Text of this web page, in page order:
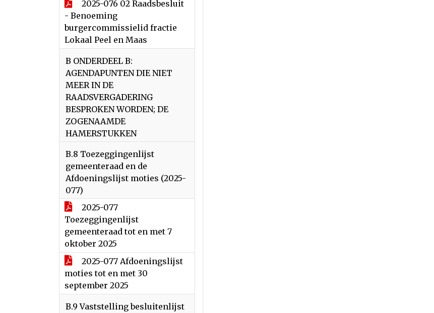
2025-076 02 Raadsbesluit
- Benoeming
burgercommissielid fractie
Lokaal Peel en Maas
B ONDERDEEL B:
AGENDAPUNTEN DIE NIET
MEER IN DE
RAADSVERGADERING
BESPROKEN WORDEN; DE
ZOGENAAMDE
HAMERSTUKKEN
B.8 Toezeggingenlijst
gemeenteraad en de
Afdoeningslijst moties (2025-
077)
2025-077
Toezeggingenlijst
gemeenteraad tot en met 7
oktober 2025
2025-077 Afdoeningslijst
moties tot en met 30
september 2025
B.9 Vaststelling besluitenlijst